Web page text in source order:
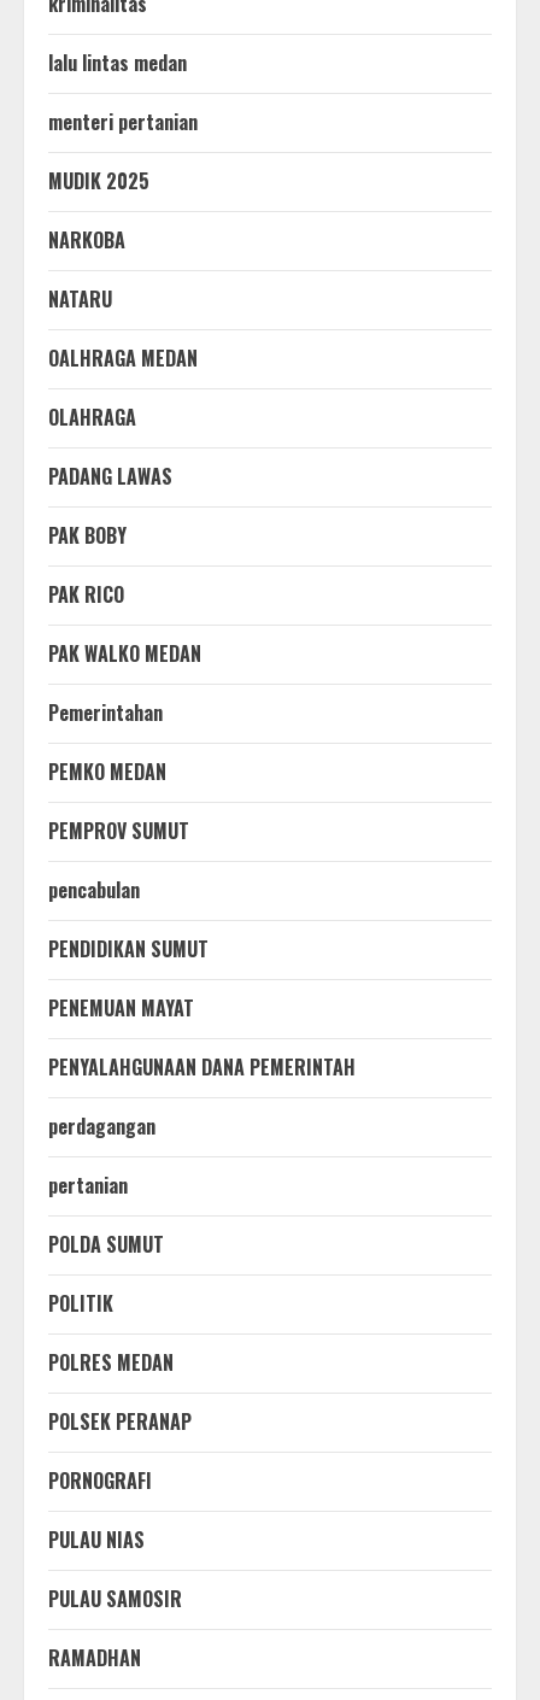
lalu lintas medan
menteri pertanian
MUDIK 2025
NARKOBA
NATARU
OALHRAGA MEDAN
OLAHRAGA
PADANG LAWAS
PAK BOBY
PAK RICO
PAK WALKO MEDAN
Pemerintahan
PEMKO MEDAN
PEMPROV SUMUT
pencabulan
PENDIDIKAN SUMUT
PENEMUAN MAYAT
PENYALAHGUNAAN DANA PEMERINTAH
perdagangan
pertanian
POLDA SUMUT
POLITIK
POLRES MEDAN
POLSEK PERANAP
PORNOGRAFI
PULAU NIAS
PULAU SAMOSIR
RAMADHAN